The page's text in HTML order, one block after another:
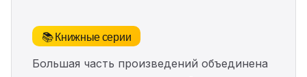
📚 Книжные серии
Большая часть произведений объединена